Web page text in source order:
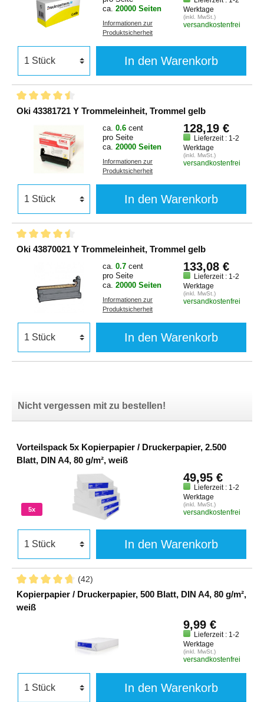
ca. 20000 Seiten
Informationen zur
Produktsicherheit
Werktage
(inkl. MwSt.)
versandkostenfrei
In den Warenkorb
Oki 43381721 Y Trommeleinheit, Trommel gelb
ca. 0.6 cent
pro Seite
ca. 20000 Seiten
Informationen zur
Produktsicherheit
128,19 €
Lieferzeit : 1-2
Werktage
(inkl. MwSt.)
versandkostenfrei
In den Warenkorb
Oki 43870021 Y Trommeleinheit, Trommel gelb
ca. 0.7 cent
pro Seite
ca. 20000 Seiten
Informationen zur
Produktsicherheit
133,08 €
Lieferzeit : 1-2
Werktage
(inkl. MwSt.)
versandkostenfrei
In den Warenkorb
Nicht vergessen mit zu bestellen!
Vorteilspack 5x Kopierpapier / Druckerpapier, 2.500
Blatt, DIN A4, 80 g/m², weiß
5x
49,95 €
Lieferzeit : 1-2
Werktage
(inkl. MwSt.)
versandkostenfrei
In den Warenkorb
(42)
Kopierpapier / Druckerpapier, 500 Blatt, DIN A4, 80 g/m²,
weiß
9,99 €
Lieferzeit : 1-2
Werktage
(inkl. MwSt.)
versandkostenfrei
In den Warenkorb